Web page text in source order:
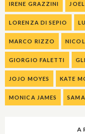
IRENE GRAZZINI
LORENZA DI SEPIO
MARCO RIZZO
GIORGIO FALETTI
JOJO MOYES KATE
MONICA JAMES